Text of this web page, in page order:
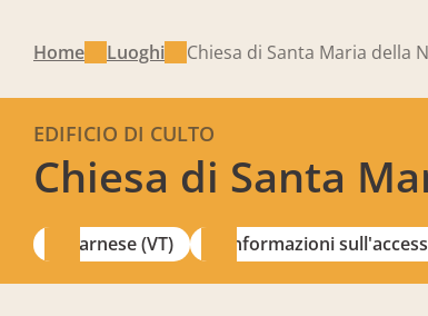
Home Luoghi Chiesa di Santa Maria della
Chiesa di Santa
EDIFICIO DI CULTO
Farnese (VT) Informazioni